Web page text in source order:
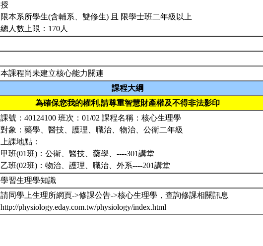
授
限本系所學生(含輔系、雙修生) 且 限學士班二年級以上
總人數上限：170人
本課程尚未建立核心能力關連
課程大綱
為確保您我的權利,請尊重智慧財產權及不得非法影印
課號：40124100 班次：01/02 課程名稱：核心生理學
對象：藥學、醫技、護理、職治、物治、公衛二年級
上課地點：
甲班(01班)：公衛、醫技、藥學、----301講堂
乙班(02班)：物治、護理、職治、外系----201講堂
學習生理學知識
請同學上生理所網頁->修課公告->核心生理學，查詢修課相關訊息
http://physiology.eday.com.tw/physiology/index.html